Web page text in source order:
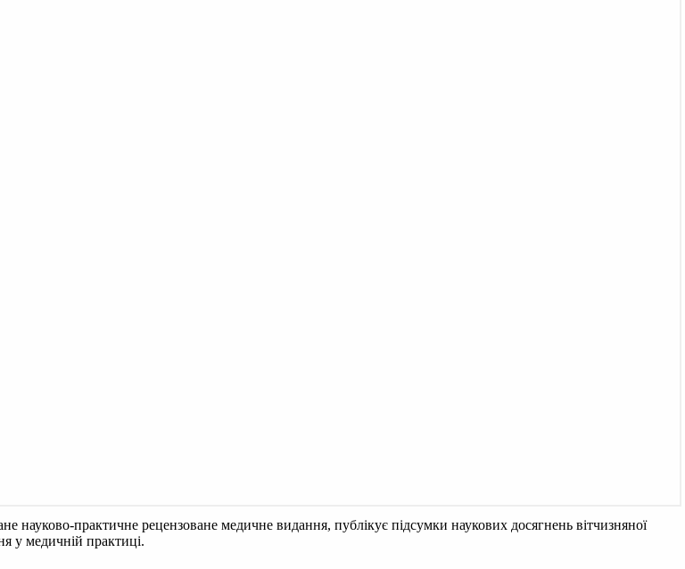
науково-практичне рецензоване медичне видання, публікує підсумки наукових досягнень вітчизняної
у медичній практиці.